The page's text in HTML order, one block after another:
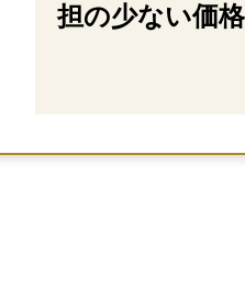
担の少ない価